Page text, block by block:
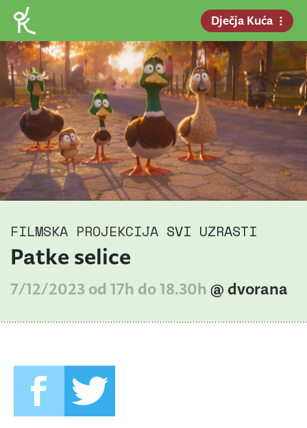
Dječja Kuća
FILMSKA PROJEKCIJA SVI UZRASTI
Patke selice
7/12/2023 od 17h do 18.30h @ dvorana